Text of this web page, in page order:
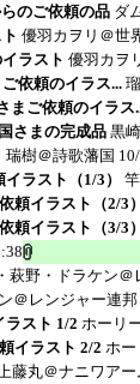
のご依頼の品 ダ
優羽カヲリ＠世
ラスト 優羽カヲ
依頼のイラス...
ご依頼のイラス
さまの完成品 黒
樹＠詩歌藩国
ラスト（1/3）
頼イラスト（2/3）
頼イラスト（3/3）
萩野・ドラケン＠
＠レンジャー連邦
ラスト 1/2 ホーリ
イラスト 2/2 ホー
藤丸＠ナニワアー